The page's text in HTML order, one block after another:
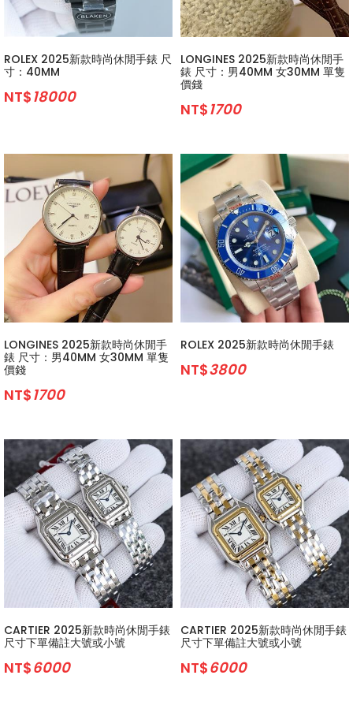
ROLEX 2025新款時尚休閒手錶 尺
寸：40MM
NT$18000
LONGINES 2025新款時尚休閒手
錶 尺寸：男40MM 女30MM 單隻
價錢
NT$1700
LONGINES 2025新款時尚休閒手
錶 尺寸：男40MM 女30MM 單隻
價錢
NT$1700
ROLEX 2025新款時尚休閒手錶
NT$3800
CARTIER 2025新款時尚休閒手錶
尺寸下單備註大號或小號
NT$6000
CARTIER 2025新款時尚休閒手錶
尺寸下單備註大號或小號
NT$6000